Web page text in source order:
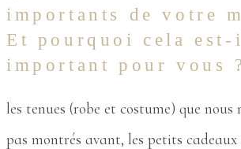
importants de votre
Et pourquoi cela est-
important pour vous
les tenues (robe et costume) que nous
pas montrés avant, les petits